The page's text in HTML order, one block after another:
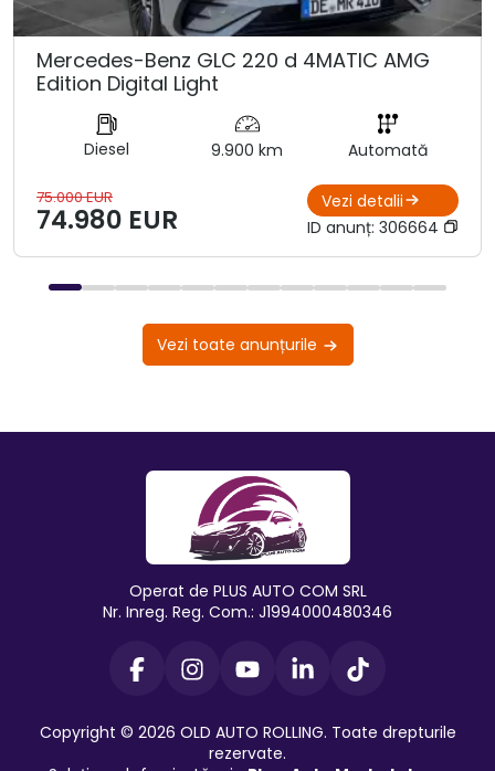
Mercedes-Benz GLC 220 d 4MATIC AMG
Edition Digital Light
Diesel 9.900 km Automată
75.000 EUR
74.980 EUR
Vezi detalii
ID anunț: 306664
Vezi toate anunțurile
Operat de PLUS AUTO COM SRL
Nr. Inreg. Reg. Com.: J1994000480346
Copyright © 2026 OLD AUTO ROLLING. Toate drepturile
rezervate.